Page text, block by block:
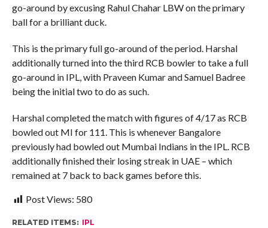
go-around by excusing Rahul Chahar LBW on the primary
ball for a brilliant duck.
This is the primary full go-around of the period. Harshal
additionally turned into the third RCB bowler to take a full
go-around in IPL, with Praveen Kumar and Samuel Badree
being the initial two to do as such.
Harshal completed the match with figures of 4/17 as RCB
bowled out MI for 111. This is whenever Bangalore
previously had bowled out Mumbai Indians in the IPL. RCB
additionally finished their losing streak in UAE – which
remained at 7 back to back games before this.
Post Views: 580
RELATED ITEMS: IPL